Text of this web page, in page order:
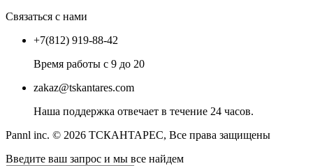
Связаться с нами
+7(812) 919-88-42
Время работы с 9 до 20
zakaz@tskantares.com
Наша поддержка отвечает в течение 24 часов.
Pannl inc. © 2026 ТСКАНТАРЕС, Все права защищены
Введите ваш запрос и мы все найдем